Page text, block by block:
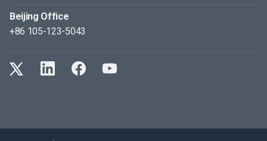
Beijing Office
+86 105-123-5043